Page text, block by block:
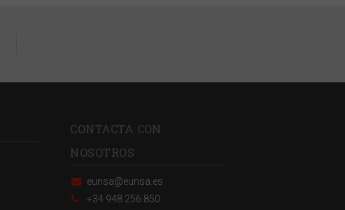
CONTACTA CON
NOSOTROS
eunsa@eunsa.es
+34 948 256 850